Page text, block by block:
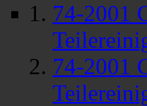
74-2001
74-2001